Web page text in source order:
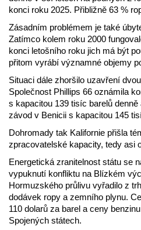
konci roku 2025. Přibližně 63 %
Zásadním problémem je také
Zatímco kolem roku 2000
konci letošního roku jich má být
přitom vyrábí významné objemy
Situaci dále zhoršilo uzavření
Společnost Phillips 66 oznámila
s kapacitou 139 tisíc barelů
závod v Benicii s kapacitou 145
Dohromady tak Kalifornie přišla
zpracovatelské kapacity, tedy asi
Energetická zranitelnost státu se
vypuknutí konfliktu na Blízkém
Hormuzského průlivu vyřadilo z
dodávek ropy a zemního plynu.
110 dolarů za barel a ceny
Spojených státech.